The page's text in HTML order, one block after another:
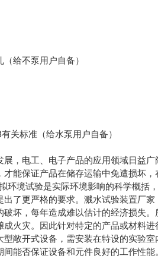
给不泵用户自备）
关标准（给水泵用户自备）
展，电工、电子产品的应用领域日益
才能保证产品在储存运输中免遭损坏
环境试验是实际环境影响的科学概括
了更严格的要求。溅水试验装置厂家
破坏，每年造成难以估计的经济损失
火灾。因此针对特定的产品或材料进
型敞开式设备，需安装在特设的实验
能否保证设备和元件良好的工作性